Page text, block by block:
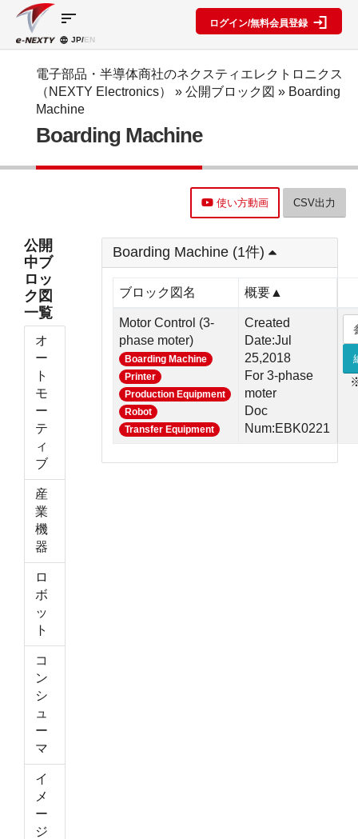
テゴリ
IC
リート
機能部品
電源部品
その他部
品
能
レベルダ
ム作成
類似品検
カー一覧
ク図
要
ック図
Myブロ
定
SPECIAL
CONTENT
セミナ
ー・イベ
ント
information
e-
NEXTY
概要
(PDF)
e-
NEXTY使
い方動画
部品検索
ブロック
sort
JP/EN
ログイン/無料会員登録
電子部品・半導体商社のネクスティエレクトロニクス
（NEXTY Electronics）
» 公開ブロック図 » Boarding
Machine
Boarding Machine
使い方動画 CSV出力
公開
中ブ
ロッ
ク図
一覧
オ
ー
ト
モ
ー
テ
ィ
ブ
産
業
機
器
ロ
ボ
ッ
ト
コ
ン
シ
ュ
ー
マ
イ
メ
ー
ジ
Boarding Machine (1件)
ブロック図名 概要▲
Motor Control (3-
phase moter)
Boarding Machine
Printer
Production Equipment
Robot
Transfer Equipment
Created
Date:Jul
25,2018
For 3-phase
moter
Doc
Num:EBK0221